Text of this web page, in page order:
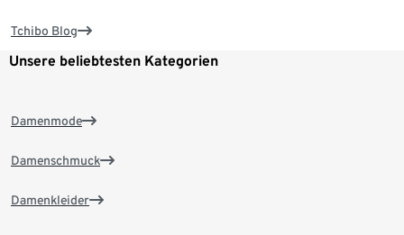
Tchibo Blog
Unsere beliebtesten Kategorien
Damenmode
Damenschmuck
Damenkleider